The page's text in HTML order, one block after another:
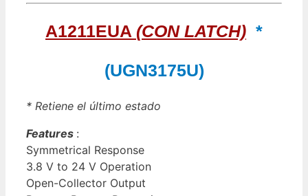
A1211EUA (CON LATCH) *
(UGN3175U)
* Retiene el último estado
Features :
Symmetrical Response
3.8 V to 24 V Operation
Open-Collector Output